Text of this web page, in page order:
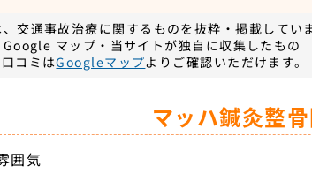
交通事故治療に関するものを抜粋・掲載していま
マップ・当サイトが独自に収集したもの
コミはGoogleマップよりご確認いただけます。
マッハ鍼灸整
囲気